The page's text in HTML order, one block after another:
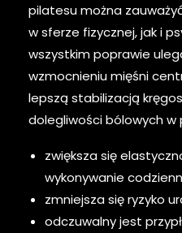
pilatesu można
w sferze fizycznej, jak i
wszystkim poprawie
wzmocnieniu mięśni
lepszą stabilizacją
dolegliwości bólowych w
zwiększa się
wykonywanie
zmniejsza się ryzyko
odczuwalny jest